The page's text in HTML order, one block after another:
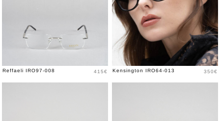
Reffaeli IRO97-008 Prix
415€ Kensington IRO64-013 Prix
350€